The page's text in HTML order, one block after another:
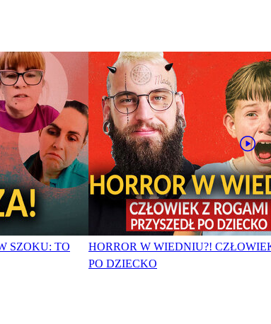
SZOKU: TO
HORROR W WIEDNIU?!
PO DZIECKO